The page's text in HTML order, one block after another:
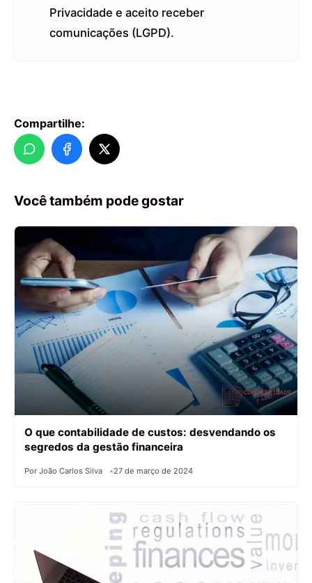
Privacidade e aceito receber
comunicações (LGPD).
Compartilhe:
Você também pode gostar
O que contabilidade de custos: desvendando os
segredos da gestão financeira
Por João Carlos Silva 27 de março de 2024